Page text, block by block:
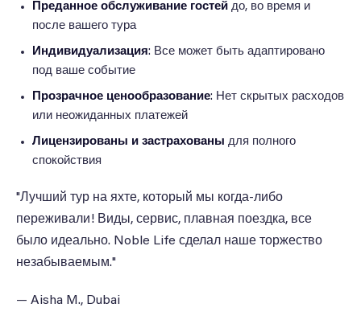
Преданное обслуживание гостей до, во время и
после вашего тура
Индивидуализация: Все может быть адаптировано
под ваше событие
Прозрачное ценообразование: Нет скрытых расходов
или неожиданных платежей
Лицензированы и застрахованы для полного
спокойствия
"Лучший тур на яхте, который мы когда-либо
переживали! Виды, сервис, плавная поездка, все
было идеально. Noble Life сделал наше торжество
незабываемым."
— Aisha M., Dubai